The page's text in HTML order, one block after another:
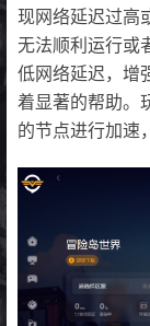
现网络延迟过高
无法顺利运行或
低网络延迟，增
着显著的帮助。
的节点进行加速